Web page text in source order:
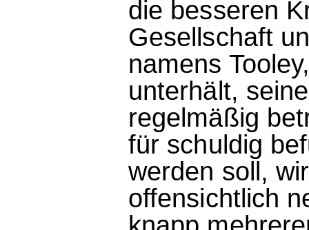
die besseren
Gesellschaft
namens
unterhält,
regelmäßig
für schuldig
werden soll,
offensichtlich